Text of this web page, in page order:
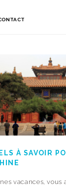
À SAVOIR
vacances, vous